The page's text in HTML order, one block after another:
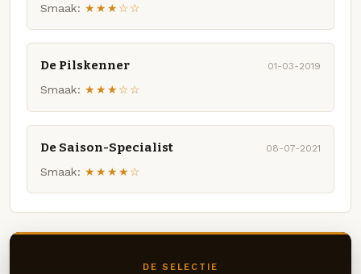
Smaak: ★★★☆☆
De Pilskenner 01-03-2019
Smaak: ★★★☆☆
De Saison-Specialist 08-07-2021
Smaak: ★★★★☆
DE SELECTIE